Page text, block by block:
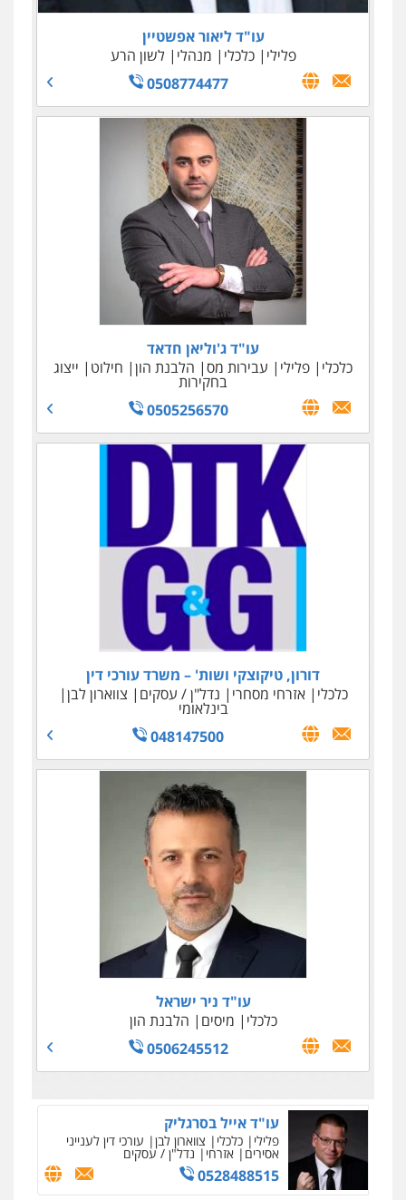
עו"ד ליאור אפשטיין
פלילי
כלכלי מנהלי
לשון הרע
0508774477
עו"ד ג'וליאן חדאד
כלכלי
פלילי עבירות מס הלבנת הון חילוט ייצוג
בחקירות
0505256570
דורון, טיקוצקי ושות' – משרד עורכי דין
כלכלי
אזרחי מסחרי נדל"ן / עסקים צווארון לבן
בינלאומי
048147500
עו"ד ניר ישראל
כלכלי
מיסים
הלבנת הון
0506245512
עו"ד שאדי סרוג'י
פלילי
תעבורה צבאי
עורכי דין לענייני אסירים
0525450255
כלכלי מיסים - פלילי ואזרחי הלבנת הון
0506209589
עו"ד אייל בסרגליק
פלילי כלכלי צווארון לבן עורכי דין לענייני
אסירים אזרחי נדל"ן / עסקים
0528488515